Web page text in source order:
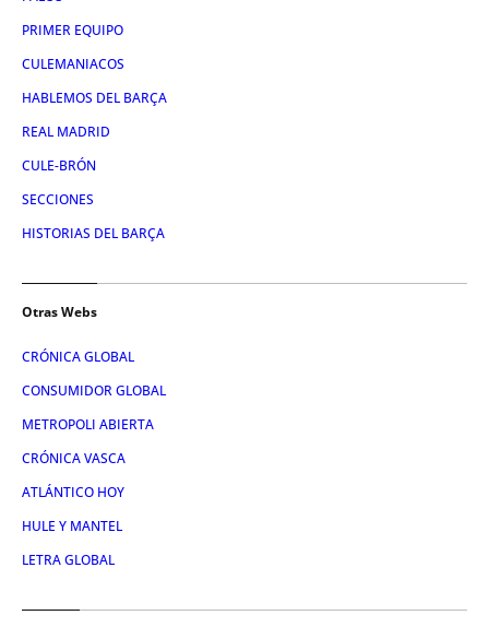
PRIMER EQUIPO
CULEMANIACOS
HABLEMOS DEL BARÇA
REAL MADRID
CULE-BRÓN
SECCIONES
HISTORIAS DEL BARÇA
Otras Webs
CRÓNICA GLOBAL
CONSUMIDOR GLOBAL
METROPOLI ABIERTA
CRÓNICA VASCA
ATLÁNTICO HOY
HULE Y MANTEL
LETRA GLOBAL